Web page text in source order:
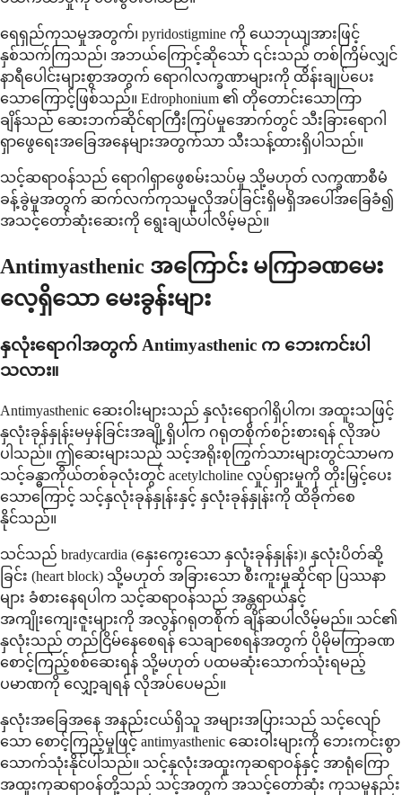
ရေရှည်ကုသမှုအတွက်၊ pyridostigmine ကို ယေဘုယျအားဖြင့်
နှစ်သက်ကြသည်၊ အဘယ်ကြောင့်ဆိုသော် ၎င်းသည် တစ်ကြိမ်လျှင်
နာရီပေါင်းများစွာအတွက် ရောဂါလက္ခဏာများကို ထိန်းချုပ်ပေး
သောကြောင့်ဖြစ်သည်။ Edrophonium ၏ တိုတောင်းသောကြာ
ချိန်သည် ဆေးဘက်ဆိုင်ရာကြီးကြပ်မှုအောက်တွင် သီးခြားရောဂါ
ရှာဖွေရေးအခြေအနေများအတွက်သာ သီးသန့်ထားရှိပါသည်။
သင့်ဆရာဝန်သည် ရောဂါရှာဖွေစမ်းသပ်မှု သို့မဟုတ် လက္ခဏာစီမံ
ခန့်ခွဲမှုအတွက် ဆက်လက်ကုသမှုလိုအပ်ခြင်းရှိမရှိအပေါ်အခြေခံ၍
အသင့်တော်ဆုံးဆေးကို ရွေးချယ်ပါလိမ့်မည်။
Antimyasthenic အကြောင်း မကြာခဏမေး
လေ့ရှိသော မေးခွန်းများ
နှလုံးရောဂါအတွက် Antimyasthenic က ဘေးကင်းပါ
သလား။
Antimyasthenic ဆေးဝါးများသည် နှလုံးရောဂါရှိပါက၊ အထူးသဖြင့်
နှလုံးခုန်နှုန်းမမှန်ခြင်းအချို့ရှိပါက ဂရုတစိုက်စဉ်းစားရန် လိုအပ်
ပါသည်။ ဤဆေးများသည် သင့်အရိုးစုကြွက်သားများတွင်သာမက
သင့်ခန္ဓာကိုယ်တစ်ခုလုံးတွင် acetylcholine လှုပ်ရှားမှုကို တိုးမြှင့်ပေး
သောကြောင့် သင့်နှလုံးခုန်နှုန်းနှင့် နှလုံးခုန်နှုန်းကို ထိခိုက်စေ
နိုင်သည်။
သင်သည် bradycardia (နှေးကွေးသော နှလုံးခုန်နှုန်း)၊ နှလုံးပိတ်ဆို့
ခြင်း (heart block) သို့မဟုတ် အခြားသော စီးကူးမှုဆိုင်ရာ ပြဿနာ
များ ခံစားနေရပါက သင့်ဆရာဝန်သည် အန္တရာယ်နှင့်
အကျိုးကျေးဇူးများကို အလွန်ဂရုတစိုက် ချိန်ဆပါလိမ့်မည်။ သင်၏
နှလုံးသည် တည်ငြိမ်နေစေရန် သေချာစေရန်အတွက် ပိုမိုမကြာခဏ
စောင့်ကြည့်စစ်ဆေးရန် သို့မဟုတ် ပထမဆုံးသောက်သုံးရမည့်
ပမာဏကို လျှော့ချရန် လိုအပ်ပေမည်။
နှလုံးအခြေအနေ အနည်းငယ်ရှိသူ အများအပြားသည် သင့်လျော်
သော စောင့်ကြည့်မှုဖြင့် antimyasthenic ဆေးဝါးများကို ဘေးကင်းစွာ
သောက်သုံးနိုင်ပါသည်။ သင့်နှလုံးအထူးကုဆရာဝန်နှင့် အာရုံကြော
အထူးကုဆရာဝန်တို့သည် သင့်အတွက် အသင့်တော်ဆုံး ကုသမှုနည်း